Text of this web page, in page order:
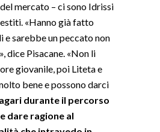
mercato – ci sono Idrissi
«Hanno già fatto
e sarebbe un peccato non
dice Pisacane. «Non li
giovanile, poi Liteta e
bene e possono darci
durante il percorso
dare ragione al